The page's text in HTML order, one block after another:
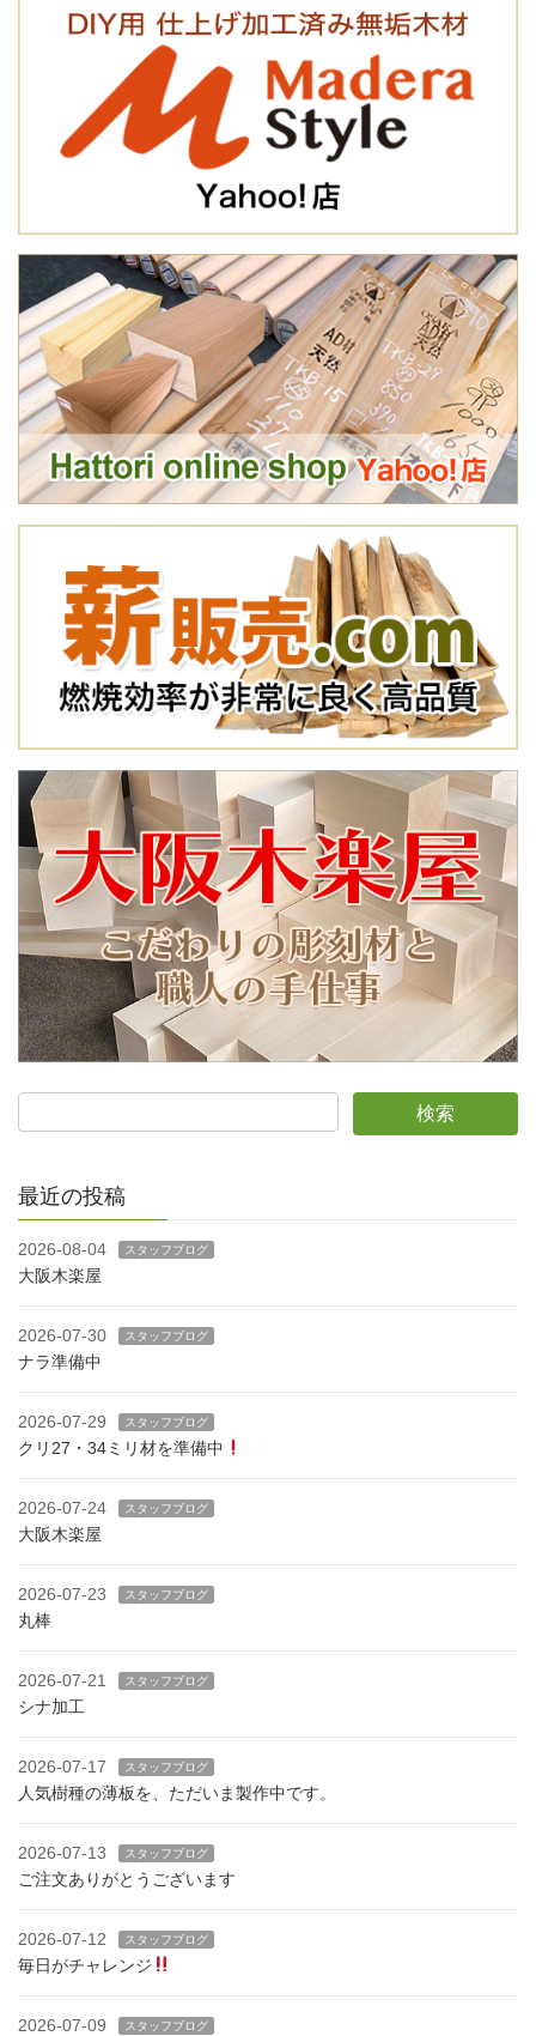
最近の投稿
2026-08-04 スタッフブログ
大阪木楽屋
2026-07-30 スタッフブログ
ナラ準備中
2026-07-29 スタッフブログ
クリ27・34ミリ材を準備中
2026-07-24 スタッフブログ
大阪木楽屋
2026-07-23 スタッフブログ
丸棒
2026-07-21 スタッフブログ
シナ加工
2026-07-17 スタッフブログ
人気樹種の薄板を、ただいま製作中です。
2026-07-13 スタッフブログ
ご注文ありがとうございます
2026-07-12 スタッフブログ
毎日がチャレンジ
2026-07-09 スタッフブログ